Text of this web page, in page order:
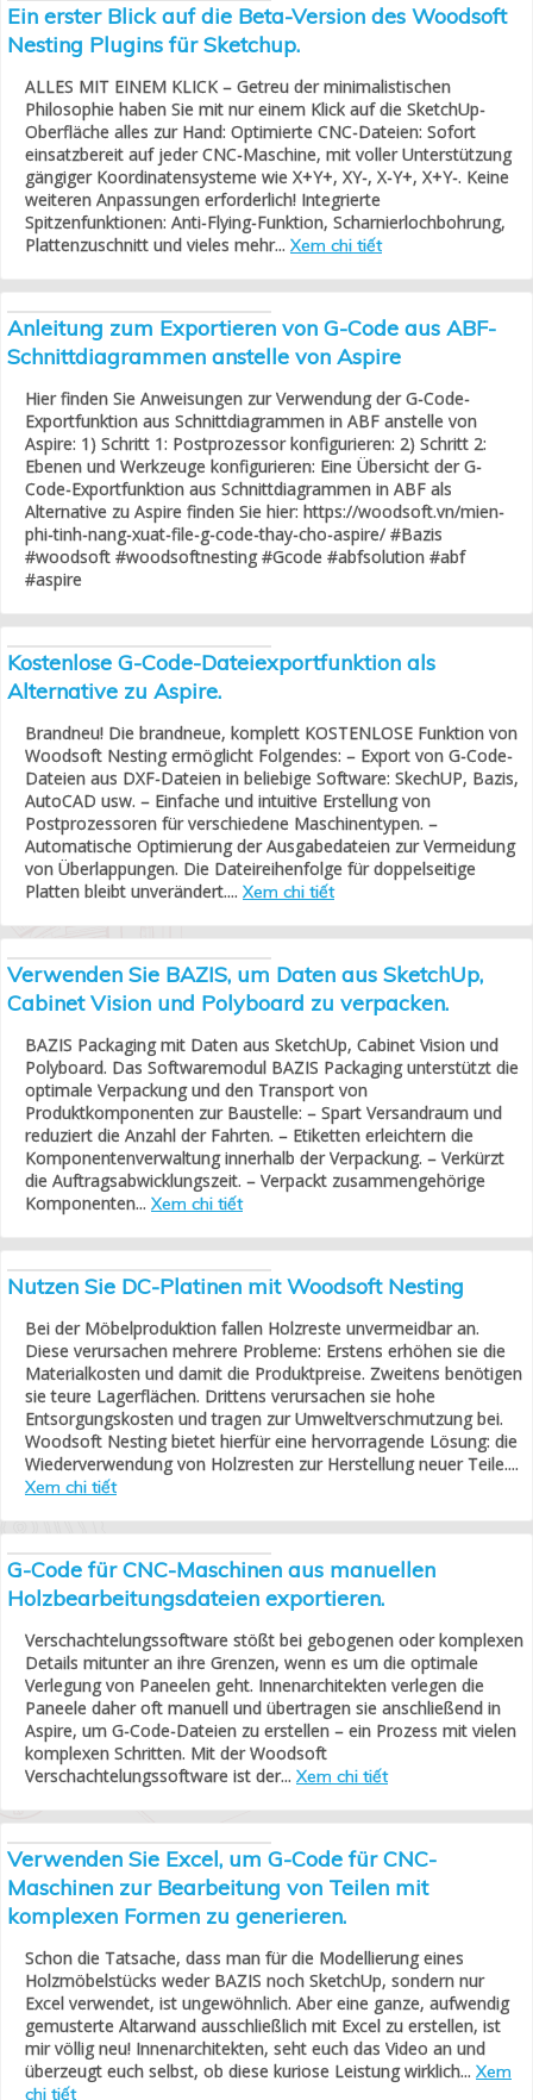
Ein erster Blick auf die Beta-Version des Woodsoft
Nesting Plugins für Sketchup.
ALLES MIT EINEM KLICK – Getreu der minimalistischen
Philosophie haben Sie mit nur einem Klick auf die SketchUp-
Oberfläche alles zur Hand: Optimierte CNC-Dateien: Sofort
einsatzbereit auf jeder CNC-Maschine, mit voller Unterstützung
gängiger Koordinatensysteme wie X+Y+, XY-, X-Y+, X+Y-. Keine
weiteren Anpassungen erforderlich! Integrierte
Spitzenfunktionen: Anti-Flying-Funktion, Scharnierlochbohrung,
Plattenzuschnitt und vieles mehr... Xem chi tiết
Anleitung zum Exportieren von G-Code aus ABF-
Schnittdiagrammen anstelle von Aspire
Hier finden Sie Anweisungen zur Verwendung der G-Code-
Exportfunktion aus Schnittdiagrammen in ABF anstelle von
Aspire: 1) Schritt 1: Postprozessor konfigurieren: 2) Schritt 2:
Ebenen und Werkzeuge konfigurieren: Eine Übersicht der G-
Code-Exportfunktion aus Schnittdiagrammen in ABF als
Alternative zu Aspire finden Sie hier: https://woodsoft.vn/mien-
phi-tinh-nang-xuat-file-g-code-thay-cho-aspire/ #Bazis
#woodsoft #woodsoftnesting #Gcode #abfsolution #abf
#aspire
Kostenlose G-Code-Dateiexportfunktion als
Alternative zu Aspire.
Brandneu! Die brandneue, komplett KOSTENLOSE Funktion von
Woodsoft Nesting ermöglicht Folgendes: – Export von G-Code-
Dateien aus DXF-Dateien in beliebige Software: SkechUP, Bazis,
AutoCAD usw. – Einfache und intuitive Erstellung von
Postprozessoren für verschiedene Maschinentypen. –
Automatische Optimierung der Ausgabedateien zur Vermeidung
von Überlappungen. Die Dateireihenfolge für doppelseitige
Platten bleibt unverändert.... Xem chi tiết
Verwenden Sie BAZIS, um Daten aus SketchUp,
Cabinet Vision und Polyboard zu verpacken.
BAZIS Packaging mit Daten aus SketchUp, Cabinet Vision und
Polyboard. Das Softwaremodul BAZIS Packaging unterstützt die
optimale Verpackung und den Transport von
Produktkomponenten zur Baustelle: – Spart Versandraum und
reduziert die Anzahl der Fahrten. – Etiketten erleichtern die
Komponentenverwaltung innerhalb der Verpackung. – Verkürzt
die Auftragsabwicklungszeit. – Verpackt zusammengehörige
Komponenten... Xem chi tiết
Nutzen Sie DC-Platinen mit Woodsoft Nesting
Bei der Möbelproduktion fallen Holzreste unvermeidbar an.
Diese verursachen mehrere Probleme: Erstens erhöhen sie die
Materialkosten und damit die Produktpreise. Zweitens benötigen
sie teure Lagerflächen. Drittens verursachen sie hohe
Entsorgungskosten und tragen zur Umweltverschmutzung bei.
Woodsoft Nesting bietet hierfür eine hervorragende Lösung: die
Wiederverwendung von Holzresten zur Herstellung neuer Teile....
Xem chi tiết
G-Code für CNC-Maschinen aus manuellen
Holzbearbeitungsdateien exportieren.
Verschachtelungssoftware stößt bei gebogenen oder komplexen
Details mitunter an ihre Grenzen, wenn es um die optimale
Verlegung von Paneelen geht. Innenarchitekten verlegen die
Paneele daher oft manuell und übertragen sie anschließend in
Aspire, um G-Code-Dateien zu erstellen – ein Prozess mit vielen
komplexen Schritten. Mit der Woodsoft
Verschachtelungssoftware ist der... Xem chi tiết
Verwenden Sie Excel, um G-Code für CNC-
Maschinen zur Bearbeitung von Teilen mit
komplexen Formen zu generieren.
Schon die Tatsache, dass man für die Modellierung eines
Holzmöbelstücks weder BAZIS noch SketchUp, sondern nur
Excel verwendet, ist ungewöhnlich. Aber eine ganze, aufwendig
gemusterte Altarwand ausschließlich mit Excel zu erstellen, ist
mir völlig neu! Innenarchitekten, seht euch das Video an und
überzeugt euch selbst, ob diese kuriose Leistung wirklich... Xem
chi tiết